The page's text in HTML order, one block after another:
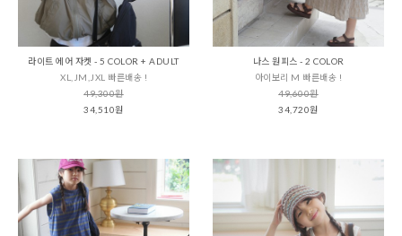
라이트 에어 자켓 - 5 COLOR + ADULT
XL,JM,JXL 빠른배송 !
49,300원
34,510원
나스 원피스 - 2 COLOR
아이보리 M 빠른배송 !
49,600원
34,720원